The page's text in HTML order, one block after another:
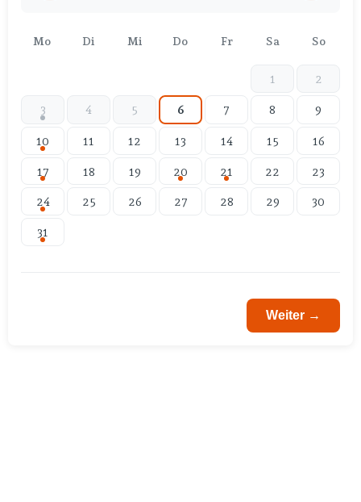
Mo Di Mi Do Fr Sa So
1 2
3 4 5 6 7 8 9
10 11 12 13 14 15 16
17 18 19 20 21 22 23
24 25 26 27 28 29 30
31
Weiter →